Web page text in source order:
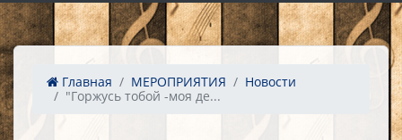
Главная МЕРОПРИЯТИЯ
Новости
"Горжусь тобой -моя де...